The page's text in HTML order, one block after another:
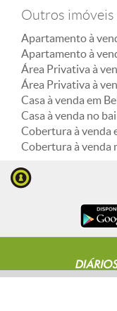
Outros imóveis
Apartamento à
Apartamento à
Área Privativa à
Área Privativa à
Casa à venda em
Casa à venda no
Cobertura à venda
Cobertura à venda